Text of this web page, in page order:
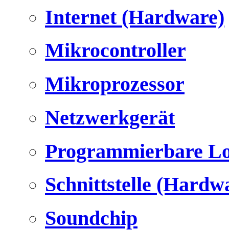
Internet (Hardware)
Mikrocontroller
Mikroprozessor
Netzwerkgerät
Programmierbare
Schnittstelle
Soundchip